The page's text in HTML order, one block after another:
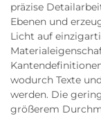
präzise
Ebenen und
Licht auf
wodurch Texte
werden. Die
größerem